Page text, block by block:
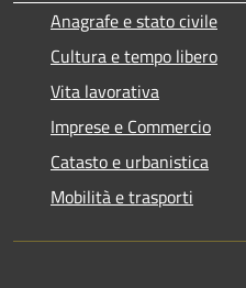
Anagrafe e stato civile
Cultura e tempo libero
Vita lavorativa
Imprese e Commercio
Catasto e urbanistica
Mobilità e trasporti